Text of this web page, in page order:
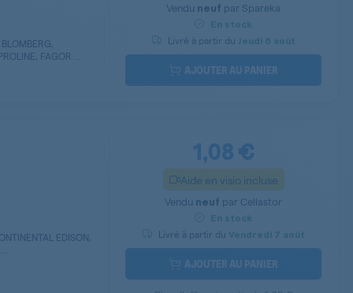
FAGOR ...
Vendu neuf par Spareka
En stock
Livré à partir du Jeudi 6 août
AJOUTER AU PANIER
EDISON,
1,08 €
Aide en visio incluse
Vendu neuf par Cellastor
En stock
Livré à partir du Vendredi 7 août
AJOUTER AU PANIER